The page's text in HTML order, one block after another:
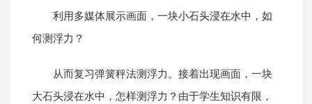
利用多媒体展示画面，一块小石头浸在水中，如
何测浮力？
从而复习弹簧秤法测浮力。接着出现画面，一块
大石头浸在水中，怎样测浮力？由于学生知识有限，